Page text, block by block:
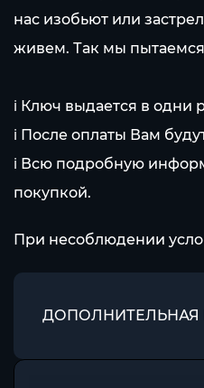
нас изобьют или
живем. Так мы
ℹ️ Ключ выдается в одни
ℹ️ После оплаты Вам
ℹ️ Всю подробную
покупкой.
При несоблюдении